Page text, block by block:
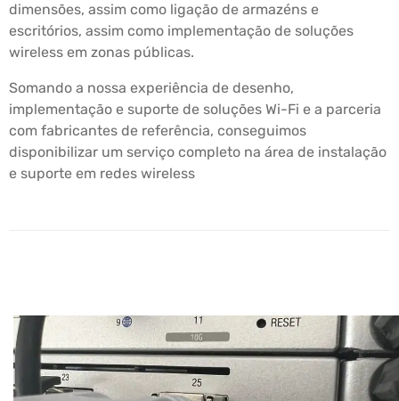
dimensões, assim como ligação de armazéns e
escritórios, assim como implementação de soluções
wireless em zonas públicas.
Somando a nossa experiência de desenho,
implementação e suporte de soluções Wi-Fi e a parceria
com fabricantes de referência, conseguimos
disponibilizar um serviço completo na área de instalação
e suporte em redes wireless